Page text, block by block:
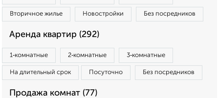
Вторичное жилье Новостройки Без посредников
Аренда квартир (292)
1‑комнатные 2‑комнатные 3‑комнатные
На длительный срок Посуточно Без посредников
Продажа комнат (77)